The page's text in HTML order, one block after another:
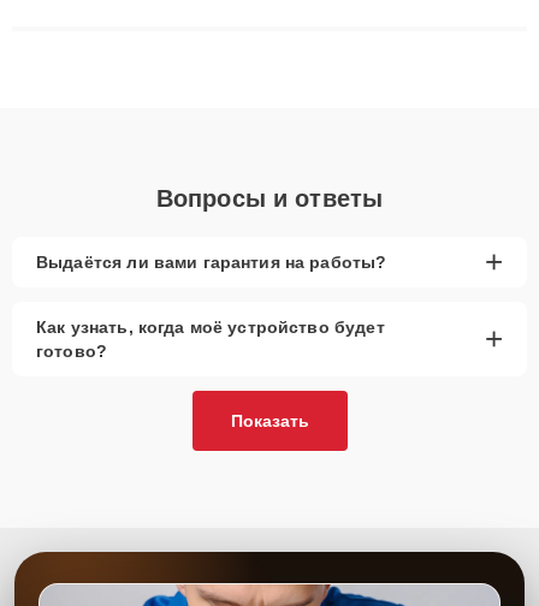
Вопросы и ответы
Выдаётся ли вами гарантия на работы? +
Как узнать, когда моё устройство будет
готово?
+
Показать